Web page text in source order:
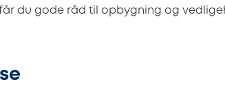
du gode råd til opbygning og